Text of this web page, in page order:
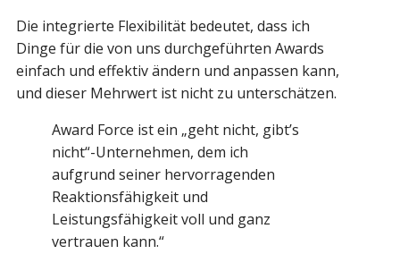
Die integrierte Flexibilität bedeutet, dass ich
Dinge für die von uns durchgeführten Awards
einfach und effektiv ändern und anpassen kann,
und dieser Mehrwert ist nicht zu unterschätzen.
Award Force ist ein „geht nicht, gibt’s
nicht“-Unternehmen, dem ich
aufgrund seiner hervorragenden
Reaktionsfähigkeit und
Leistungsfähigkeit voll und ganz
vertrauen kann.“